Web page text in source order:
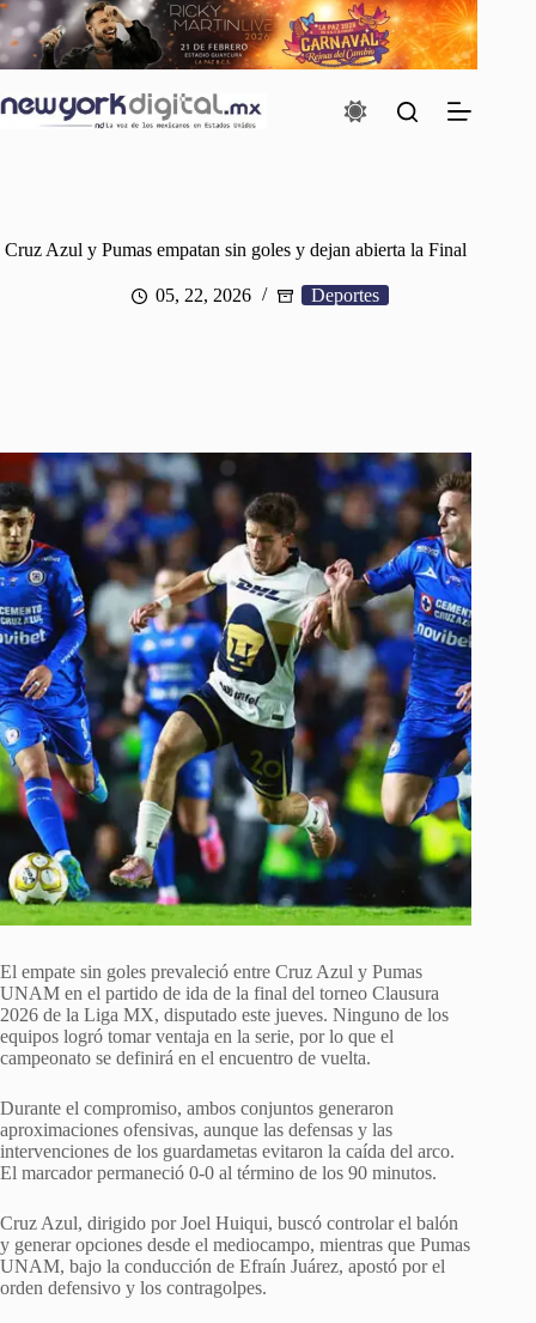
Saltar
al
contenido
Cruz Azul y Pumas empatan sin goles y dejan abierta la Final
05, 22, 2026 Deportes
El empate sin goles prevaleció entre Cruz Azul y Pumas
UNAM en el partido de ida de la final del torneo Clausura
2026 de la Liga MX, disputado este jueves. Ninguno de los
equipos logró tomar ventaja en la serie, por lo que el
campeonato se definirá en el encuentro de vuelta.
Durante el compromiso, ambos conjuntos generaron
aproximaciones ofensivas, aunque las defensas y las
intervenciones de los guardametas evitaron la caída del arco.
El marcador permaneció 0-0 al término de los 90 minutos.
Cruz Azul, dirigido por Joel Huiqui, buscó controlar el balón
y generar opciones desde el mediocampo, mientras que Pumas
UNAM, bajo la conducción de Efraín Juárez, apostó por el
orden defensivo y los contragolpes.